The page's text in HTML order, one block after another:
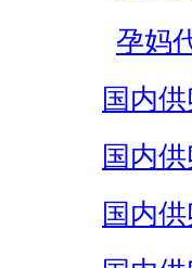
孕妈
国内
国内
国内